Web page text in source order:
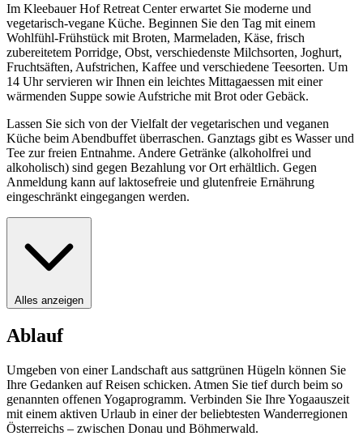
Im Kleebauer Hof Retreat Center erwartet Sie moderne und
vegetarisch-vegane Küche. Beginnen Sie den Tag mit einem
Wohlfühl-Frühstück mit Broten, Marmeladen, Käse, frisch
zubereitetem Porridge, Obst, verschiedenste Milchsorten, Joghurt,
Fruchtsäften, Aufstrichen, Kaffee und verschiedene Teesorten. Um
14 Uhr servieren wir Ihnen ein leichtes Mittagaessen mit einer
wärmenden Suppe sowie Aufstriche mit Brot oder Gebäck.
Lassen Sie sich von der Vielfalt der vegetarischen und veganen
Küche beim Abendbuffet überraschen. Ganztags gibt es Wasser und
Tee zur freien Entnahme. Andere Getränke (alkoholfrei und
alkoholisch) sind gegen Bezahlung vor Ort erhältlich. Gegen
Anmeldung kann auf laktosefreie und glutenfreie Ernährung
eingeschränkt eingegangen werden.
Alles anzeigen
Ablauf
Umgeben von einer Landschaft aus sattgrünen Hügeln können Sie
Ihre Gedanken auf Reisen schicken. Atmen Sie tief durch beim so
genannten offenen Yogaprogramm. Verbinden Sie Ihre Yogaauszeit
mit einem aktiven Urlaub in einer der beliebtesten Wanderregionen
Österreichs – zwischen Donau und Böhmerwald.